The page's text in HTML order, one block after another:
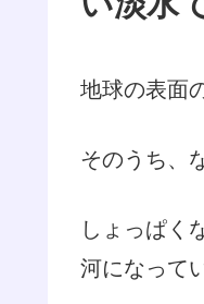
地球の表面
そのうち、
しょっぱく
河になって